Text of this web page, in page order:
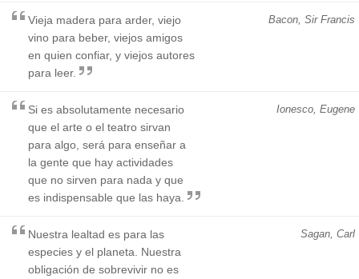
Bacon, Sir Francis
Vieja madera para arder, viejo
vino para beber, viejos amigos
en quien confiar, y viejos autores
para leer.
Ionesco, Eugene
Si es absolutamente necesario
que el arte o el teatro sirvan
para algo, será para enseñar a
la gente que hay actividades
que no sirven para nada y que
es indispensable que las haya.
Sagan, Carl
Nuestra lealtad es para las
especies y el planeta. Nuestra
obligación de sobrevivir no es